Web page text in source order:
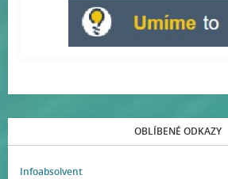
OBLÍBENÉ ODKAZY
Infoabsolvent